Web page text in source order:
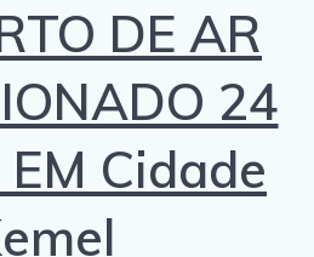
DE AR
24
Cidade